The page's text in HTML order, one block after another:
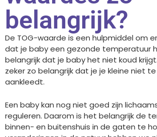
belangrijk?
De TOG-waarde is een hulpmiddel om
dat je baby een gezonde temperatuur
belangrijk dat je baby het niet koud
zeker zo belangrijk dat je je kleine niet
aankleedt.
Een baby kan nog niet goed zijn
reguleren. Daarom is het belangrijk de
binnen- en buitenshuis in de gaten te